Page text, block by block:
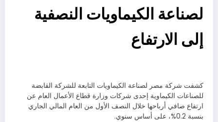
لصناعة الكيماويات النصفية
إلى الارتفاع
كشفت شركة مصر لصناعة الكيماويات التابعة للشركة القابضة
للصناعات الكيماوية إحدى شركات وزارة قطاع الأعمال العام عن
ارتفاع صافي أرباحها خلال النصف الأول من العام المالي الجاري
بنسبة 0.2%، على أساس سنوي.